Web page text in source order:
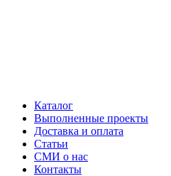
Каталог
Выполненные проекты
Доставка и оплата
Статьи
СМИ о нас
Контакты